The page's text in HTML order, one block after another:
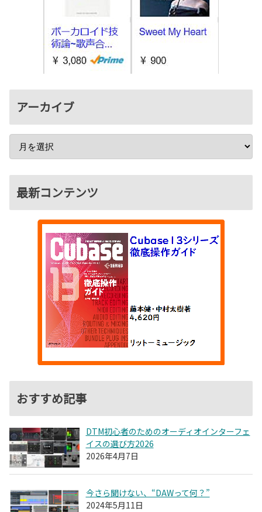
アーカイブ
最新コンテンツ
おすすめ記事
DTM初心者のためのオーディオインターフェ
イスの選び方2026
2026年4月7日
今さら聞けない、“DAWって何？”
2024年5月11日